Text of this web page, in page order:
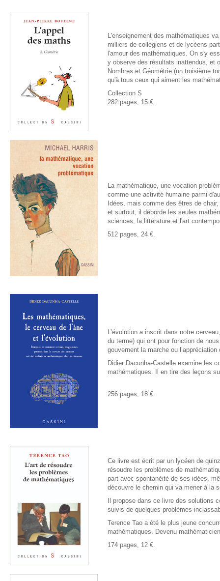
L'enseignement des mathématiques
milliers de collégiens et de lycéens
l'amour des mathématiques. On s'y
y observe des résultats inattendus, et
Nombres et Géométrie (un troisième
qu'à tous ceux qui aiment les
Collection S
282 pages, 15 €.
La mathématique, une vocation
comme une activité humaine parmi
Idées, mais comme des êtres de
et surtout, il déborde les seules
sciences, la littérature et l'art
512 pages, 24 €.
L’évolution a inscrit dans notre
du terme) qui ont pour fonction de
gouvernent la marche ou
Didier Dacunha-Castelle examine les
mathématiques. Il en tire des leçons
256 pages, 18 €.
Ce livre est écrit par un lycéen de
résoudre les problèmes de
part avec spontanéité de ses idées,
découvre le chemin qui va mener à la
Il propose dans ce livre des solutions
suivis de quelques problèmes
Terence Tao a été le plus jeune
mathématiques. Devenu
174 pages, 12 €.